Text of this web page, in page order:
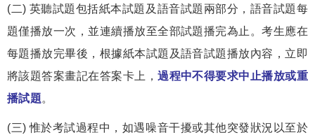
(二) 英聽試題包括紙本試題及語音試題兩部分，語音試題每
題僅播放一次，並連續播放至全部試題播完為止。考生應在
每題播放完畢後，根據紙本試題及語音試題播放內容，立即
將該題答案畫記在答案卡上，過程中不得要求中止播放或重
播試題。
(三) 惟於考試過程中，如遇噪音干擾或其他突發狀況以至於